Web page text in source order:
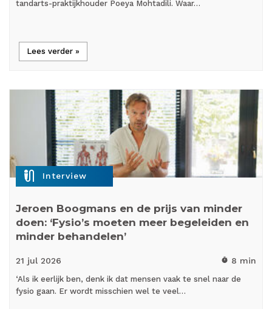
tandarts-praktijkhouder Poeya Mohtadili. Waar…
Lees verder »
mic_external_on Interview
Jeroen Boogmans en de prijs van minder
doen: ‘Fysio’s moeten meer begeleiden en
minder behandelen’
21 jul 2026 timer 8 min
‘Als ik eerlijk ben, denk ik dat mensen vaak te snel naar de
fysio gaan. Er wordt misschien wel te veel…